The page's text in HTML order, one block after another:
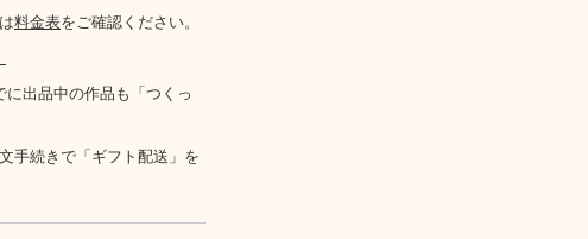
料金表をご確認ください。
出品中の作品も「つくっ
手続きで「ギフト配送」を